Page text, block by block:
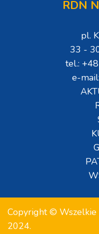
RDN
pl.
33 -
tel.:
e-
Copyright © Wszelkie
2024.